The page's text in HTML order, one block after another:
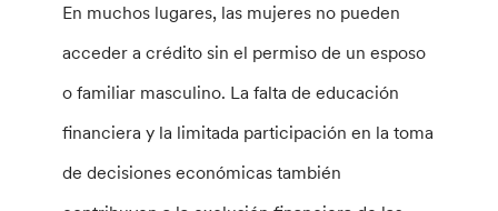
En muchos lugares, las mujeres no pueden
acceder a crédito sin el permiso de un esposo
o familiar masculino. La falta de educación
financiera y la limitada participación en la toma
de decisiones económicas también